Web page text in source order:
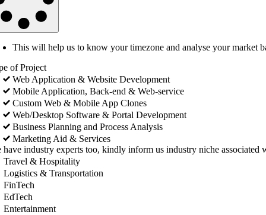
This will help us to know your timezone and analyse your market
of Project
Web Application & Website Development
Mobile Application, Back-end & Web-service
Custom Web & Mobile App Clones
Web/Desktop Software & Portal Development
Business Planning and Process Analysis
Marketing Aid & Services
have industry experts too, kindly inform us industry niche associated
Travel & Hospitality
Logistics & Transportation
FinTech
EdTech
Entertainment